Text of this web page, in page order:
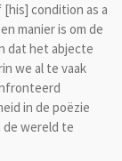
condition as a
manier is om de
dat het abjecte
we al te vaak
in de poëzie
de wereld te